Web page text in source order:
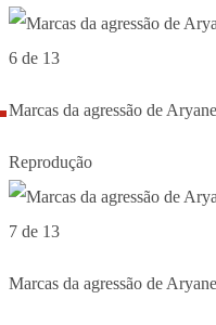
6 de 13
Marcas da agressão de
Reprodução
7 de 13
Marcas da agressão de